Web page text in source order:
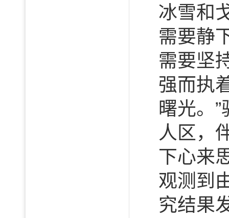
冰雪和
需要静
需要坚
强而执
曙光。
人区，
下心来
观测到
究结果